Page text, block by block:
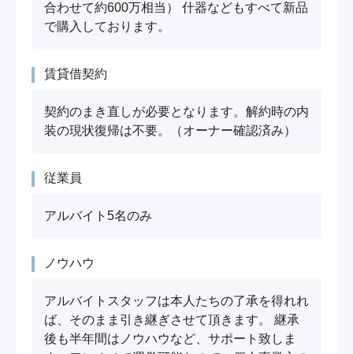
合わせて約600万相当） 什器などもすべて新品
で購入しております。
賃貸借契約
契約のまき直しが必要となります。解約時の内
装の現状復帰は不要。（オーナー確認済み）
従業員
アルバイト5名のみ
ノウハウ
アルバイトスタッフは本人たちの了承を得れれ
ば、そのまま引き継ぎさせて頂きます。 継承
後も半年間はノウハウなど、サポート致しま